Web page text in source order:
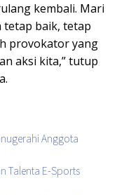
kembali. Mari
tetap baik, tetap
provokator yang
aksi kita,” tutup
Anggota
Talenta E-Sports